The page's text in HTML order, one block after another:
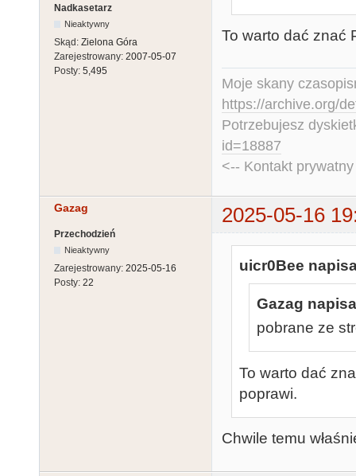
Nadkasetarz
Nieaktywny
Skąd: Zielona Góra
Zarejestrowany: 2007-05-07
Posty: 5,495
To warto dać znać
Moje skany
https://archive.org/
Potrzebujesz
id=18887
<-- Kontakt
Gazag 2025-05-16
Przechodzień
Nieaktywny
Zarejestrowany: 2025-05-16
Posty: 22
uicr0Bee
Gazag
pobrane ze
To warto dać
poprawi.
Chwile temu